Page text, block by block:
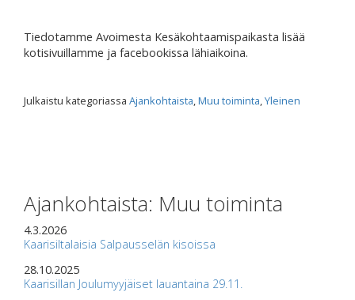
Tiedotamme Avoimesta Kesäkohtaamispaikasta lisää
kotisivuillamme ja facebookissa lähiaikoina.
Julkaistu kategoriassa Ajankohtaista,Muu toiminta,Yleinen
Ajankohtaista: Muu toiminta
4.3.2026
Kaarisiltalaisia Salpausselän kisoissa
28.10.2025
Kaarisillan Joulumyyjäiset lauantaina 29.11.